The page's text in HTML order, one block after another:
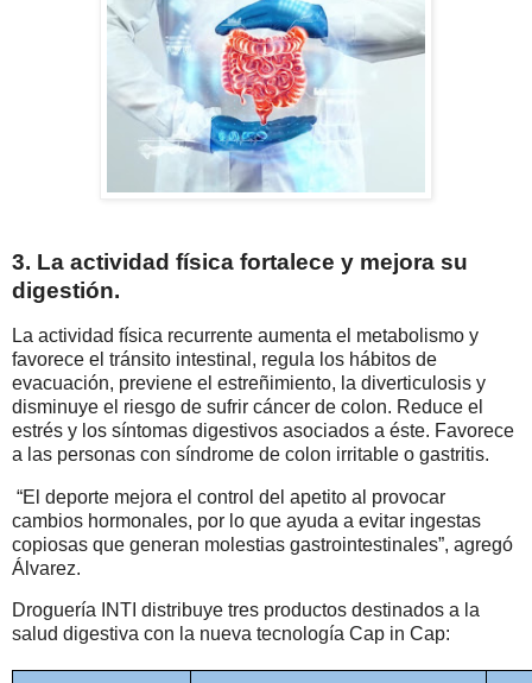
3. La actividad física fortalece y mejora su
digestión.
La actividad física recurrente aumenta el metabolismo y
favorece el tránsito intestinal, regula los hábitos de
evacuación, previene el estreñimiento, la diverticulosis y
disminuye el riesgo de sufrir cáncer de colon. Reduce el
estrés y los síntomas digestivos asociados a éste. Favorece
a las personas con síndrome de colon irritable o gastritis.
“El deporte mejora el control del apetito al provocar
cambios hormonales, por lo que ayuda a evitar ingestas
copiosas que generan molestias gastrointestinales”, agregó
Álvarez.
Droguería INTI distribuye tres productos destinados a la
salud digestiva con la nueva tecnología Cap in Cap: